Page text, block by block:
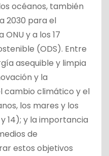
océanos, también
2030 para el
y a los 17
(ODS). Entre
asequible y limpia
y la
cambio climático y el
los mares y los
14); y la importancia
de
estos objetivos